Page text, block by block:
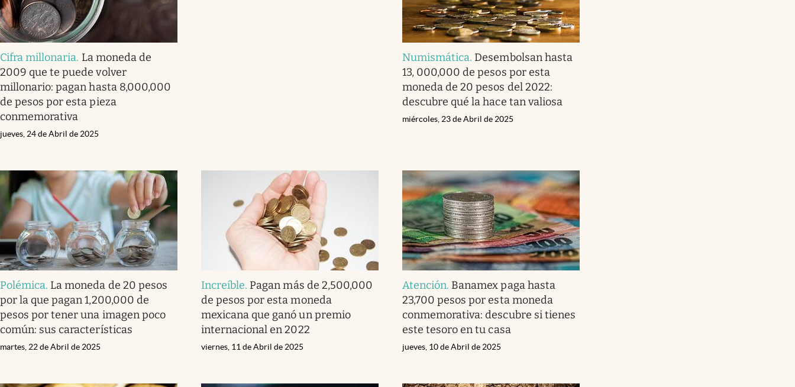
Cifra millonaria. La moneda de
2009 que te puede volver
millonario: pagan hasta 8,000,000
de pesos por esta pieza
conmemorativa
jueves, 24 de Abril de 2025
Numismática. Desembolsan hasta
13, 000,000 de pesos por esta
moneda de 20 pesos del 2022:
descubre qué la hace tan valiosa
miércoles, 23 de Abril de 2025
Polémica. La moneda de 20 pesos
por la que pagan 1,200,000 de
pesos por tener una imagen poco
común: sus características
martes, 22 de Abril de 2025
Increíble. Pagan más de 2,500,000
de pesos por esta moneda
mexicana que ganó un premio
internacional en 2022
viernes, 11 de Abril de 2025
Atención. Banamex paga hasta
23,700 pesos por esta moneda
conmemorativa: descubre si tienes
este tesoro en tu casa
jueves, 10 de Abril de 2025